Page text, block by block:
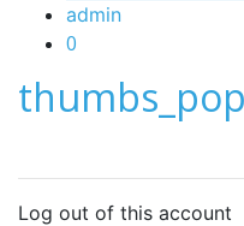
admin
0
Log out of this account